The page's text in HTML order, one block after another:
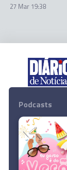
Rússia diz
27 Mar 19:38
Podcasts